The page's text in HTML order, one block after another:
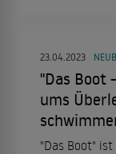
23.04.2023
"Das Boot
ums
"Das Boot"